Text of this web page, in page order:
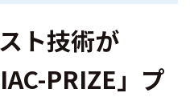
ト技術が
PRIZE」プ